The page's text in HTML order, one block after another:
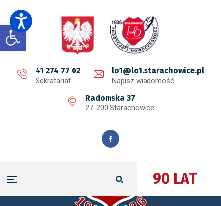
Open toolbar
41 274 77 02
Sekratariat
lo1@lo1.starachowice.pl
Napisz wiadomość
Radomska 37
27-200 Starachowice
90 LAT